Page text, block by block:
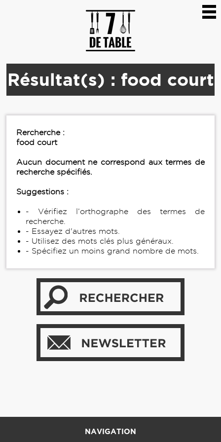
Résultat(s) : food court
Rercherche :
food court
Aucun document ne correspond aux termes de
recherche spécifiés.
Suggestions :
- Vérifiez l’orthographe des termes de
recherche.
- Essayez d'autres mots.
- Utilisez des mots clés plus généraux.
- Spécifiez un moins grand nombre de mots.
NAVIGATION